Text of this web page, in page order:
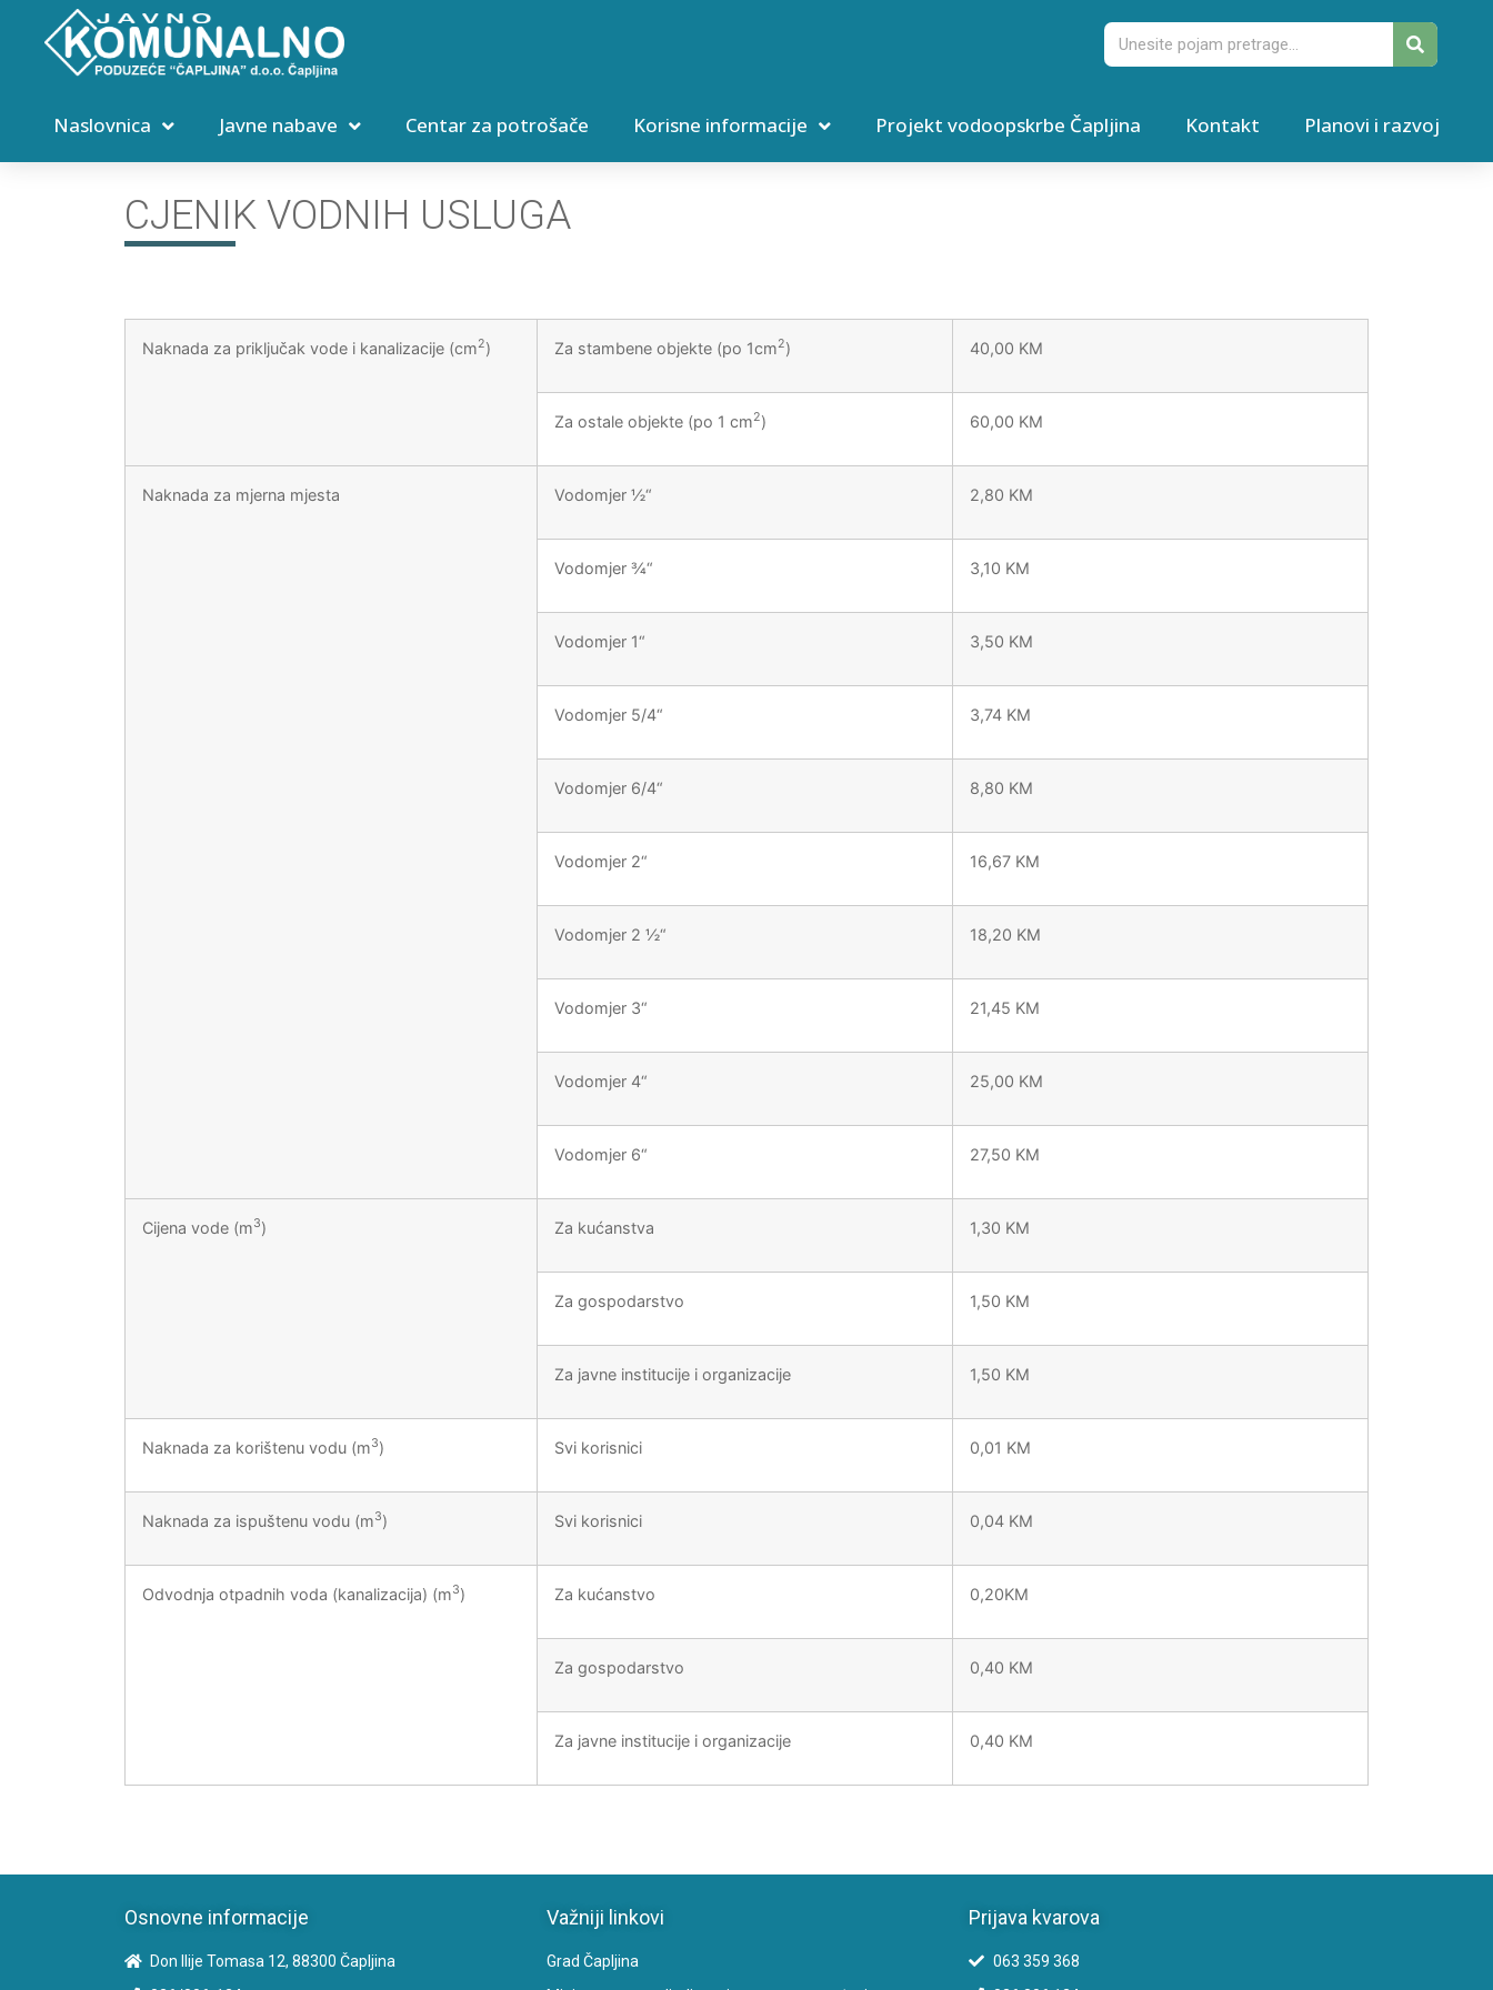
Naslovnica Javne nabave Centar za potrošače Korisne informacije Projekt vodoopskrbe Čapljina Kontakt Planovi i razvoj
CJENIK VODNIH USLUGA
Naknada za priključak vode i kanalizacije (cm2) Za stambene objekte (po 1cm2) 40,00 KM
Za ostale objekte (po 1 cm2) 60,00 KM
Naknada za mjerna mjesta Vodomjer ½“ 2,80 KM
Vodomjer ¾“ 3,10 KM
Vodomjer 1“ 3,50 KM
Vodomjer 5/4“ 3,74 KM
Vodomjer 6/4“ 8,80 KM
Vodomjer 2“ 16,67 KM
Vodomjer 2 ½“ 18,20 KM
Vodomjer 3“ 21,45 KM
Vodomjer 4“ 25,00 KM
Vodomjer 6“ 27,50 KM
Cijena vode (m3) Za kućanstva 1,30 KM
Za gospodarstvo 1,50 KM
Za javne institucije i organizacije 1,50 KM
Naknada za korištenu vodu (m3) Svi korisnici 0,01 KM
Naknada za ispuštenu vodu (m3) Svi korisnici 0,04 KM
Odvodnja otpadnih voda (kanalizacija) (m3) Za kućanstvo 0,20KM
Za gospodarstvo 0,40 KM
Za javne institucije i organizacije 0,40 KM
Osnovne informacije
Don Ilije Tomasa 12, 88300 Čapljina
Važniji linkovi
Grad Čapljina
Prijava kvarova
063 359 368